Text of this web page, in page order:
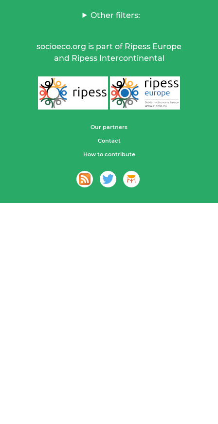
Other filters:
socioeco.org is part of Ripess Europe
and Ripess Intercontinental
Our partners
Contact
How to contribute